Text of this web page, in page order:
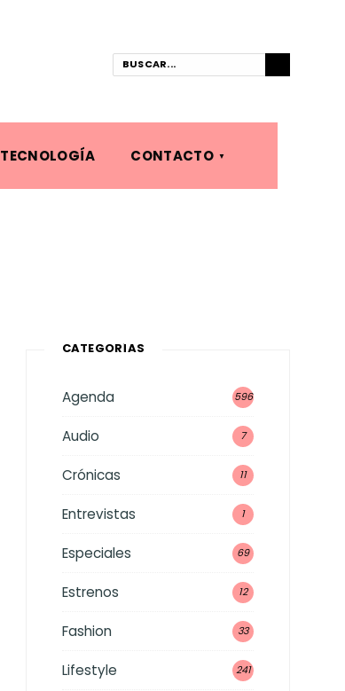
TECNOLOGÍA CONTACTO
CATEGORÍAS
Agenda 596
Audio 7
Crónicas 11
Entrevistas 1
Especiales 69
Estrenos 12
Fashion 33
Lifestyle 241